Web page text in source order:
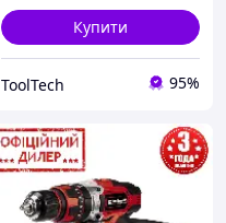
Купити
ToolTech 95%